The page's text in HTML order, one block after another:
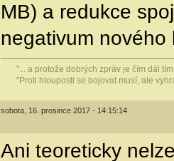
MB) a redukce
negativum nového
"... a protože dobrých zpráv je čím dál
"Proti hlouposti se bojovat musí, ale
sobota, 16. prosince 2017 - 14:15:14
Ani teoreticky